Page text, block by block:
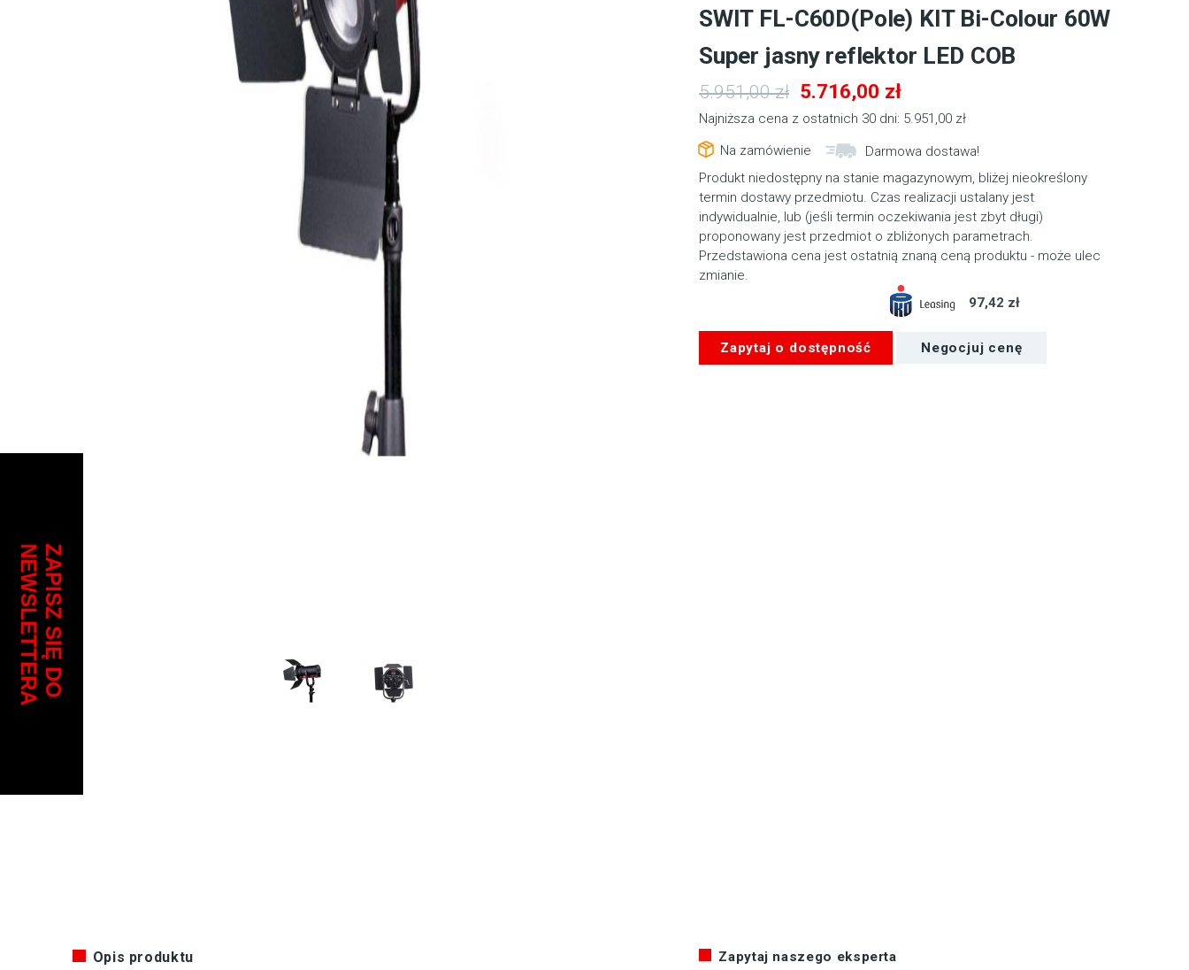
SWIT FL-C60D(Pole) KIT Bi-Colour 60W
Super jasny reflektor LED COB
5.951,00zł Pierwotna
cena
wynosiła:
5.951,00 zł.
5.716,00 złAktualna
cena
wynosi:
5.716,00 zł.
Najniższa cena z ostatnich 30 dni: 5.951,00 zł
Na zamówienie
Darmowa dostawa!
Produkt niedostępny na stanie magazynowym, bliżej nieokreślony
termin dostawy przedmiotu. Czas realizacji ustalany jest
indywidualnie, lub (jeśli termin oczekiwania jest zbyt długi)
proponowany jest przedmiot o zbliżonych parametrach.
Przedstawiona cena jest ostatnią znaną ceną produktu - może ulec
zmianie.
97,42 zł
Zapytaj o dostępność Negocjuj cenę
Opis produktu Zapytaj naszego eksperta